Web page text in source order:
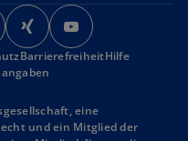
w
i
r
d
n
w
i
r
i
n
i
r
n
BarrierefreiheitHilfe
eine
und ein Mitglied der